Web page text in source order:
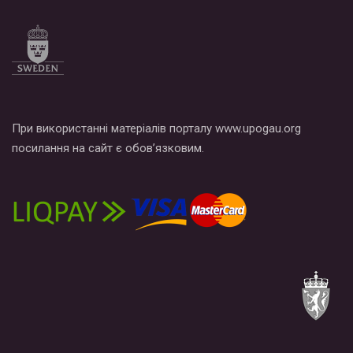
При використанні матеріалів порталу www.upogau.org
посилання на сайт є обов’язковим.